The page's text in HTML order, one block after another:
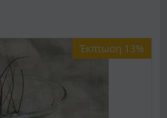
Έκπτωση 13%